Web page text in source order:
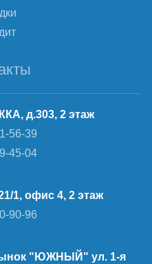
д.303, 2 этаж
56-39
45-04
1, офис 4, 2 этаж
90-96
"ЮЖНЫЙ" ул. 1-я